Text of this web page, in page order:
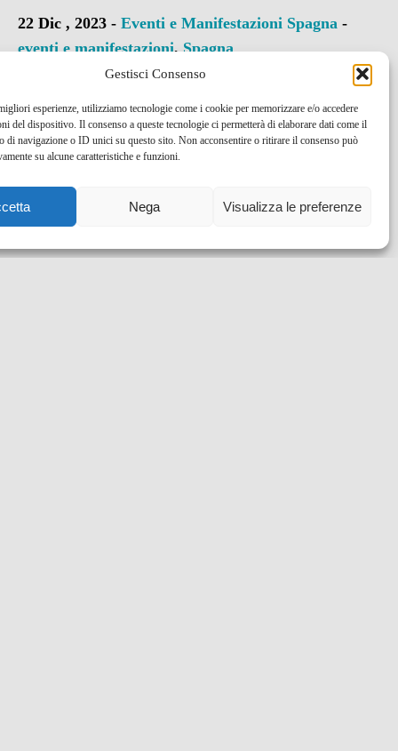
Gestisci Consenso
esperienze, utilizziamo tecnologie come i cookie per memorizzare e/o accedere
del dispositivo. Il consenso a queste tecnologie ci permetterà di elaborare dati come il
di navigazione o ID unici su questo sito. Non acconsentire o ritirare il consenso può
su alcune caratteristiche e funzioni.
Nega Visualizza le preferenze
22 Dic , 2023 - Eventi e Manifestazioni Spagna-
eventi e manifestazioni,Spagna